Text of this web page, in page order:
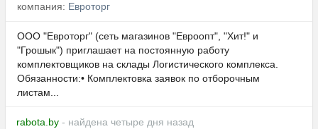
компания: Евроторг
ООО "Евроторг" (сеть магазинов "Евроопт", "Хит!" и
"Грошык") приглашает на постоянную работу
комплектовщиков на склады Логистического комплекса.
Обязанности:• Комплектовка заявок по отборочным
листам...
rabota.by - найдена четыре дня назад